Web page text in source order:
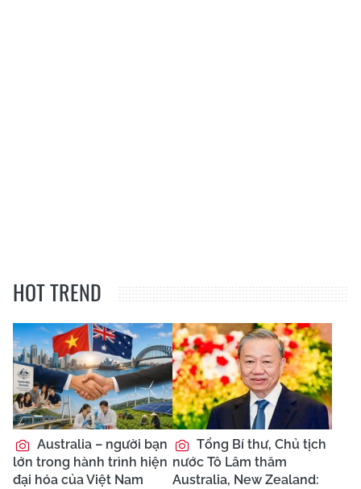
HOT TREND
Australia – người bạn
lớn trong hành trình hiện
đại hóa của Việt Nam
Tổng Bí thư, Chủ tịch
nước Tô Lâm thăm
Australia, New Zealand: